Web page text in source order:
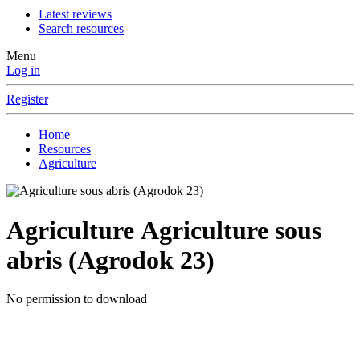
Latest reviews
Search resources
Menu
Log in
Register
Home
Resources
Agriculture
Agriculture Agriculture sous
abris (Agrodok 23)
No permission to download